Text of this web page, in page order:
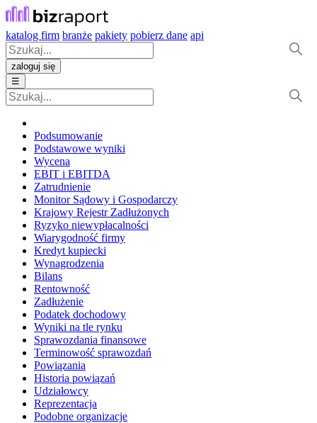
katalog firm branże pakiety pobierz dane api
zaloguj się
☰
Podsumowanie
Podstawowe wyniki
Wycena
EBIT i EBITDA
Zatrudnienie
Monitor Sądowy i Gospodarczy
Krajowy Rejestr Zadłużonych
Ryzyko niewypłacalności
Wiarygodność firmy
Kredyt kupiecki
Wynagrodzenia
Bilans
Rentowność
Zadłużenie
Podatek dochodowy
Wyniki na tle rynku
Sprawozdania finansowe
Terminowość sprawozdań
Powiązania
Historia powiązań
Udziałowcy
Reprezentacja
Podobne organizacje